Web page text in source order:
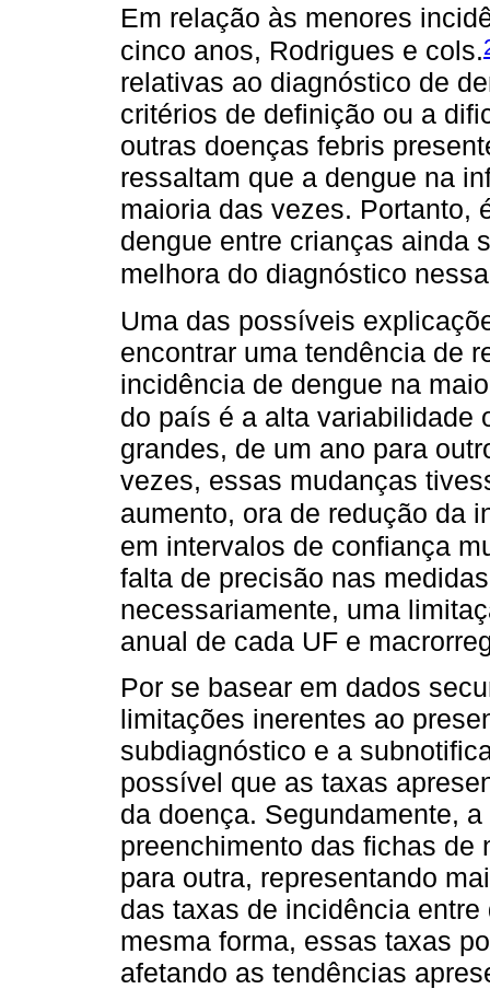
Em relação às menores
cinco anos, Rodrigues e cols.
relativas ao diagnóstico de
critérios de definição ou a
outras doenças febris
ressaltam que a dengue na
maioria das vezes. Portanto,
dengue entre crianças ainda
melhora do diagnóstico
Uma das possíveis
encontrar uma tendência de
incidência de dengue na
do país é a alta variabilidade
grandes, de um ano para
vezes, essas mudanças
aumento, ora de redução da
em intervalos de confiança
falta de precisão nas
necessariamente, uma
anual de cada UF e
Por se basear em dados
limitações inerentes ao
subdiagnóstico e a
possível que as taxas
da doença. Segundamente,
preenchimento das fichas de
para outra, representando
das taxas de incidência
mesma forma, essas taxas
afetando as tendências